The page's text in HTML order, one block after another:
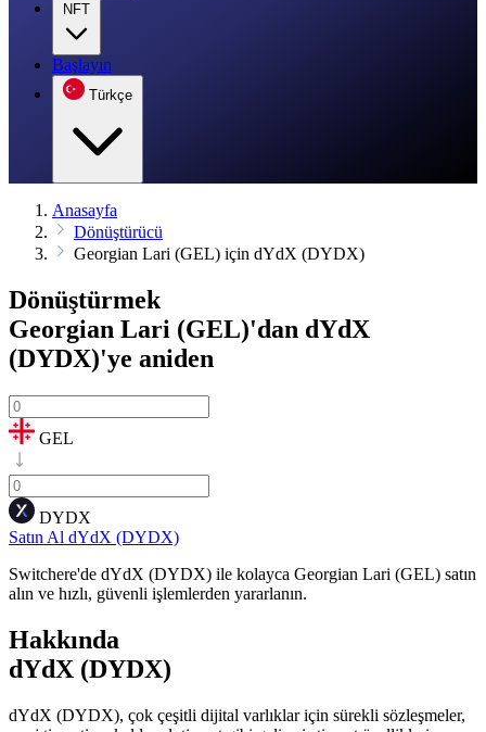
NFT
Başlayın
Türkçe
Anasayfa
Dönüştürücü
Georgian Lari (GEL) için dYdX (DYDX)
Dönüştürmek
Georgian Lari (GEL)'dan dYdX
(DYDX)'ye aniden
GEL
DYDX
Satın Al dYdX (DYDX)
Switchere'de dYdX (DYDX) ile kolayca Georgian Lari (GEL) satın
alın ve hızlı, güvenli işlemlerden yararlanın.
Hakkında
dYdX (DYDX)
dYdX (DYDX), çok çeşitli dijital varlıklar için sürekli sözleşmeler,